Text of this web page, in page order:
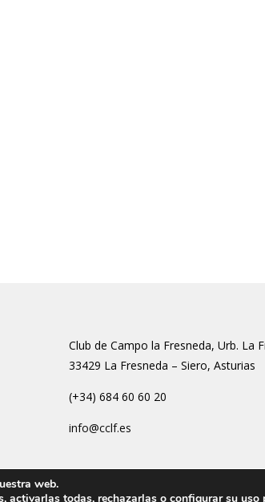
Club de Campo la Fresneda, Urb. La
33429 La Fresneda – Siero, Asturias
(+34) 684 60 60 20
info@cclf.es
web.
, activarlas todas, rechazarlas o configurar su uso